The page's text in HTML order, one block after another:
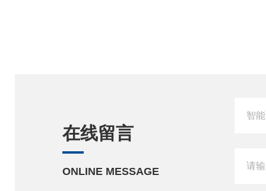
在线留言
ONLINE MESSAGE